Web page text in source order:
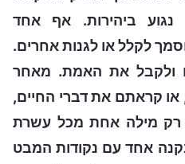
נגוע ביהירות. אף אחד
לקלל או לגנות אחרים.
ולקבל את האמת. מאחר
קראתם את דברי החיים,
רק מילה אחת מכל עשרת
אחד עם נקודות המבט